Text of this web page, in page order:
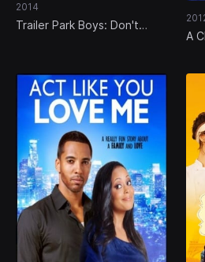
2014
Trailer Park Boys: Don't
A